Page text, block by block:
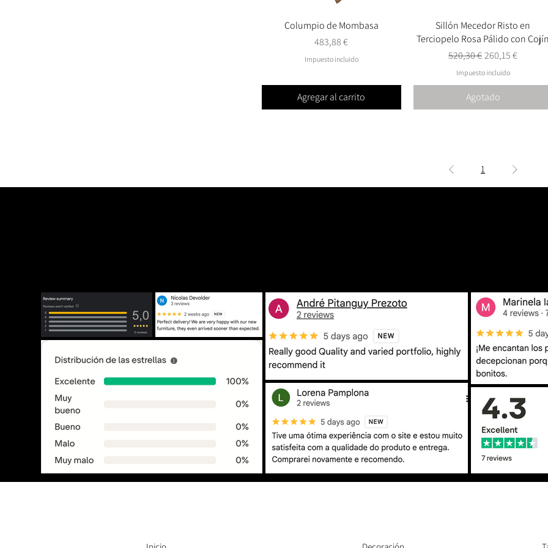
Vista rápida
Columpio de Mombasa
Precio
483,88 €
Impuesto incluido
Agregar al carrito
Vista rápida
Sillón Mecedor Risto en
Terciopelo Rosa Pálido con
Precio
520,30 €Precio de oferta
260,15 €
Impuesto incluido
Agotado
1